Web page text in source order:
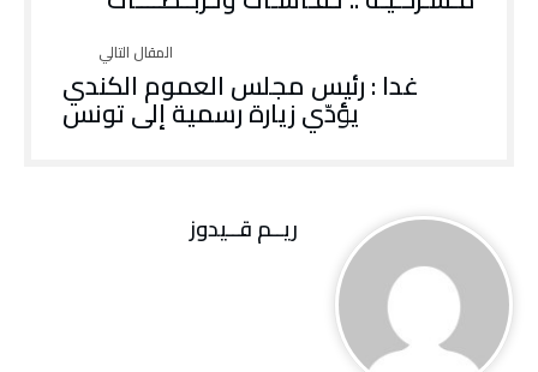
غدا : رئيس مجلس العموم الكندي
يؤدّي زيارة رسمية إلى تونس
ريــم قــيدوز